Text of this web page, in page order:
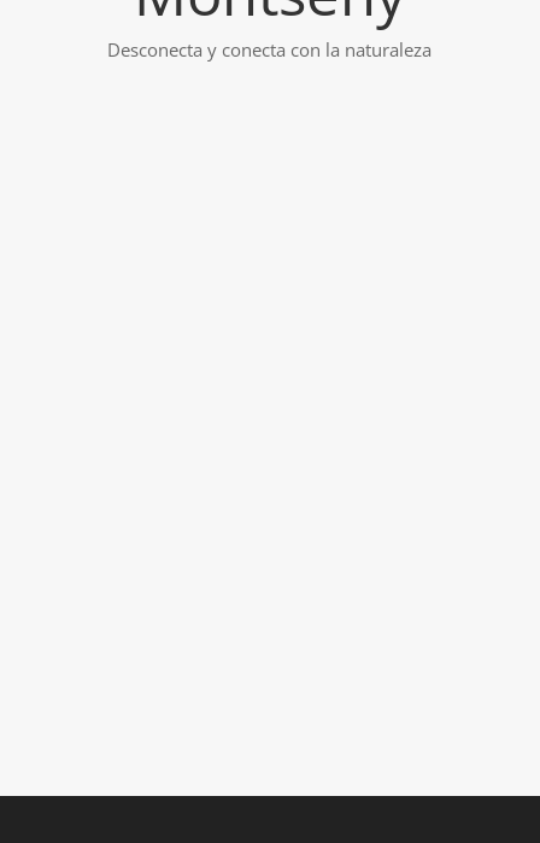
Desconecta y conecta con la naturaleza